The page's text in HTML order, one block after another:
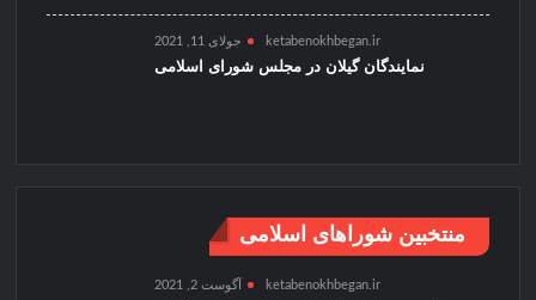
ketabenokhbegan.ir جولای 11, 2021
نمایندگان گیلان در مجلس شورای اسلامی
منتخبین شوراهای اسلامی
ketabenokhbegan.ir آگوست 2, 2021